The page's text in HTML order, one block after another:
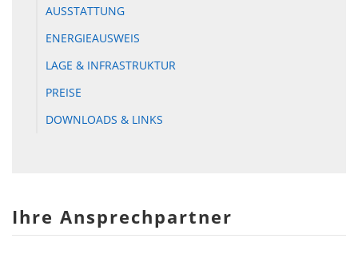
AUSSTATTUNG
ENERGIEAUSWEIS
LAGE & INFRASTRUKTUR
PREISE
DOWNLOADS & LINKS
Ihre Ansprechpartner